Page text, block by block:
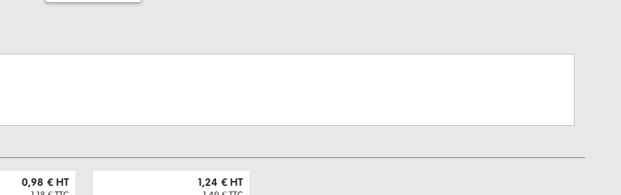
0,98 € HT 1,24 € HT